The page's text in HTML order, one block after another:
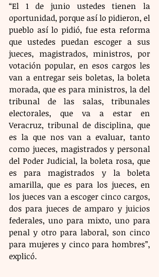
“El 1 de junio ustedes tienen la
oportunidad, porque así lo pidieron, el
pueblo así lo pidió, fue esta reforma
que ustedes puedan escoger a sus
jueces, magistrados, ministros, por
votación popular, en esos cargos les
van a entregar seis boletas, la boleta
morada, que es para ministros, la del
tribunal de las salas, tribunales
electorales, que va a estar en
Veracruz, tribunal de disciplina, que
es la que nos van a evaluar, tanto
como jueces, magistrados y personal
del Poder Judicial, la boleta rosa, que
es para magistrados y la boleta
amarilla, que es para los jueces, en
los jueces van a escoger cinco cargos,
dos para jueces de amparo y juicios
federales, uno para mixto, uno para
penal y otro para laboral, son cinco
para mujeres y cinco para hombres”,
explicó.